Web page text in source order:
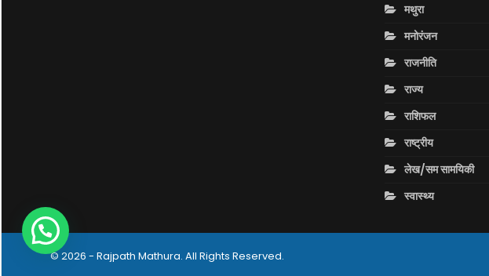
मथुरा
मनोरंजन
राजनीति
राज्य
राशिफल
राष्ट्रीय
लेख/सम सामयिकी
स्वास्थ्य
© 2026 - Rajpath Mathura. All Rights Reserved.